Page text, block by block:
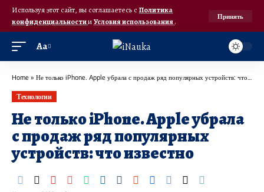
Используя этот сайт, вы соглашаетесь с Политика
конфиденциальностииУсловия использования.
Принять
Аа
Home » Не только iPhone. Apple убрала с продаж ряд популярных устройств: что известно
Технологии
Не только iPhone. Apple убрала
с продаж ряд популярных
устройств: что известно